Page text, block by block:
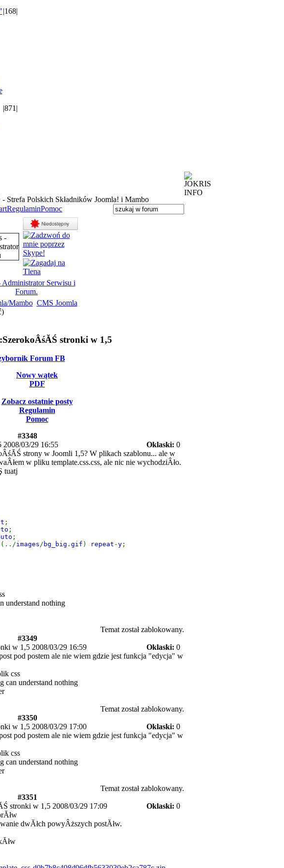
|168|
|871 |
Strefa Polskich Składników Joomla! i Mambo
RegulaminPomoc
Administrator Serwisu i
Forum.
Mambo CMS Joomla
stronki w 1,5
Forum FB
Nowy wątek
PDF
Zobacz ostatnie posty
Regulamin
Pomoc
#3348
2008/03/29 16:55 Oklaski: 0
strony w Joomli 1,5? W plikach szablonu... ale w
w pliku template.css.css, ale nic nie wychodziÂło.
tuatj
;
;
;
(../images/ bg_big . gif ) repeat -y;
understand nothing
Temat został zablokowany.
#3349
w 1,5 2008/03/29 16:59 Oklaski: 0
pod postem ale nie wiem gdzie jest funkcja "edycja" w
css
can understand nothing
Temat został zablokowany.
#3350
w 1,5 2008/03/29 17:00 Oklaski: 0
pod postem ale nie wiem gdzie jest funkcja "edycja" w
css
can understand nothing
Temat został zablokowany.
#3351
stronki w 1,5 2008/03/29 17:09 Oklaski: 0
dwĂłch powyÂższych postĂłw.